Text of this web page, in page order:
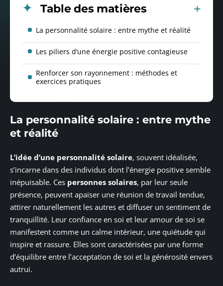
Table des matières
La personnalité solaire : entre mythe et réalité
Les piliers d’une énergie positive contagieuse
Renforcer son rayonnement : méthodes et
exercices pratiques
La personnalité solaire : entre mythe
et réalité
L’idée d’une personnalité solaire, souvent idéalisée,
s’incarne dans des individus dont l’énergie positive semble
inépuisable. Ces personnes solaires, par leur seule
présence, peuvent apaiser une réunion de travail tendue,
attirer naturellement les autres et diffuser un sentiment de
tranquillité. Leur confiance en soi et leur amour de soi se
manifestent comme un calme intérieur, une quiétude qui
inspire et rassure. Elles sont caractérisées par une forme
d’équilibre entre l’acceptation de soi et la générosité envers
autrui.